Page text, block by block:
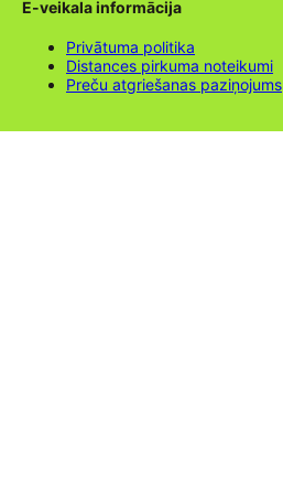
E-veikala informācija
Privātuma politika
Distances pirkuma noteikumi
Preču atgriešanas paziņojums